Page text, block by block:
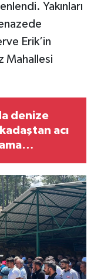
Yakınları
Erik’in
Mahallesi
denize
acı